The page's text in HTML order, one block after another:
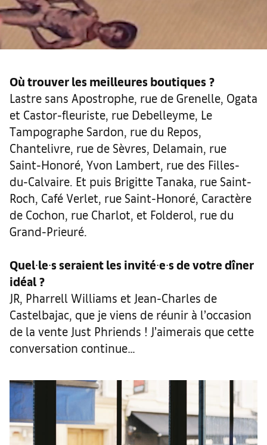
Où trouver les meilleures boutiques ?
Lastre sans Apostrophe, rue de Grenelle, Ogata
et Castor-fleuriste, rue Debelleyme, Le
Tampographe Sardon, rue du Repos,
Chantelivre, rue de Sèvres, Delamain, rue
Saint-Honoré, Yvon Lambert, rue des Filles-
du-Calvaire. Et puis Brigitte Tanaka, rue Saint-
Roch, Café Verlet, rue Saint-Honoré, Caractère
de Cochon, rue Charlot, et Folderol, rue du
Grand-Prieuré.
Quel∙le∙s seraient les invité∙e∙s de votre dîner
idéal ?
JR, Pharrell Williams et Jean-Charles de
Castelbajac, que je viens de réunir à l’occasion
de la vente Just Phriends ! J’aimerais que cette
conversation continue…